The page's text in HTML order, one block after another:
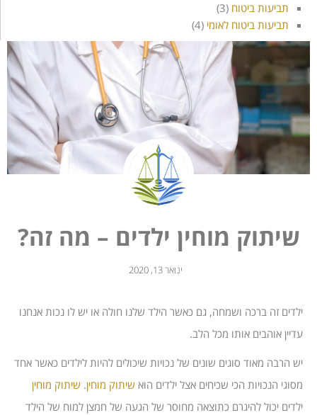
תביעות ביטוח (3)
תביעות ביטוח לאומי (4)
שיתוק מוחין ילדים – מה זה?
ינואר 13, 2020
ילדים זה ברכה ושמחה, גם כאשר הילד שלנו חולה או יש לו נכות אנחנו
עדיין אוהבים אותו מכל הלב.
יש הרבה מאוד סוגים שונים של נכויות שיכולים להיות לילדים כאשר אחד
מסוגי הנכויות הכי שכיחים אצל ילדים הוא שיתוק מוחין. שיתוק מוחין
ילדים יכול להיגרם כתוצאה מחוסר של הגעה של חמצן למוח של הילד